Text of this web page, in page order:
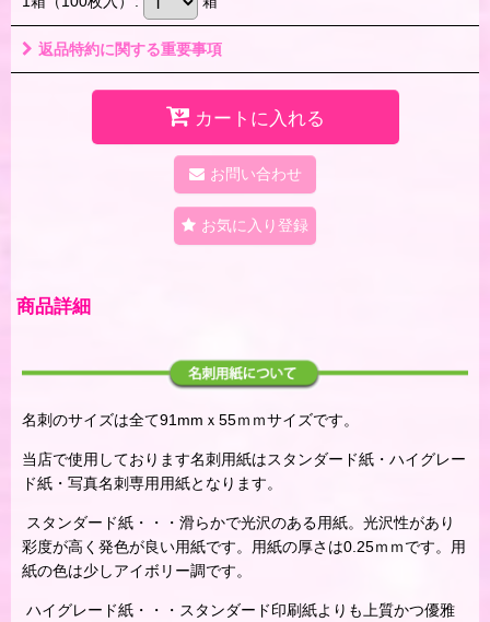
返品特約に関する重要事項
カートに入れる
お問い合わせ
お気に入り登録
商品詳細
名刺のサイズは全て91mmｘ55ｍｍサイズです。
当店で使用しております名刺用紙はスタンダード紙・ハイグレー
ド紙・写真名刺専用用紙となります。
スタンダード紙・・・滑らかで光沢のある用紙。光沢性があり
彩度が高く発色が良い用紙です。用紙の厚さは0.25ｍｍです。用
紙の色は少しアイボリー調です。
ハイグレード紙・・・スタンダード印刷紙よりも上質かつ優雅